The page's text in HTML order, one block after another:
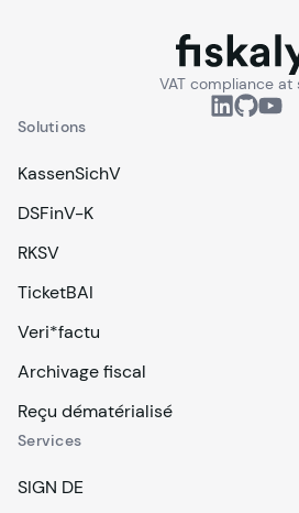
fiskaly.
VAT compliance at
Solutions
KassenSichV
DSFinV-K
RKSV
TicketBAI
Veri*factu
Archivage fiscal
Reçu dématérialisé
Services
SIGN DE